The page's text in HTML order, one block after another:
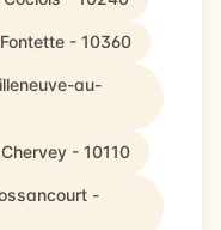
- 10360
au-
- 10110
-